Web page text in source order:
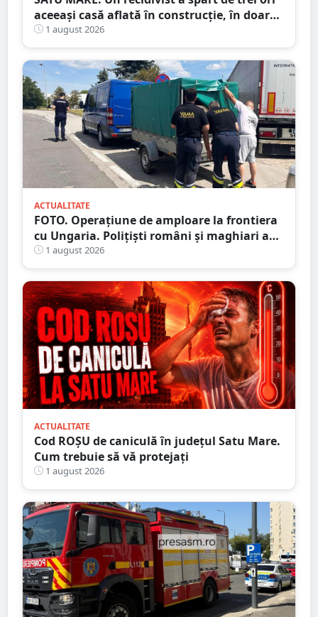
aceeași casă aflată în construcție, în doar
șase zile
1 august 2026
ACTUALITATE
FOTO. Operațiune de amploare la frontiera
cu Ungaria. Polițiști români și maghiari au
verificat sute de persoane
1 august 2026
ACTUALITATE
Cod ROȘU de caniculă în județul Satu Mare.
Cum trebuie să vă protejați
1 august 2026